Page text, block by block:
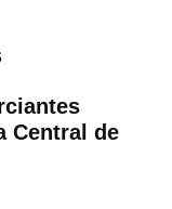
Central de